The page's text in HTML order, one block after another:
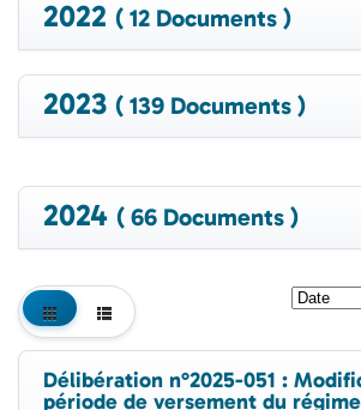
2022 ( 12 Documents )
2023 ( 139 Documents )
2024 ( 66 Documents )
Délibération n°2025-051 :
période de versement du